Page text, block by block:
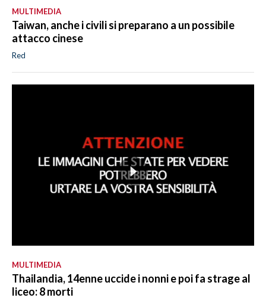
MULTIMEDIA
Taiwan, anche i civili si preparano a un possibile
attacco cinese
Red
MULTIMEDIA
Thailandia, 14enne uccide i nonni e poi fa strage al
liceo: 8 morti